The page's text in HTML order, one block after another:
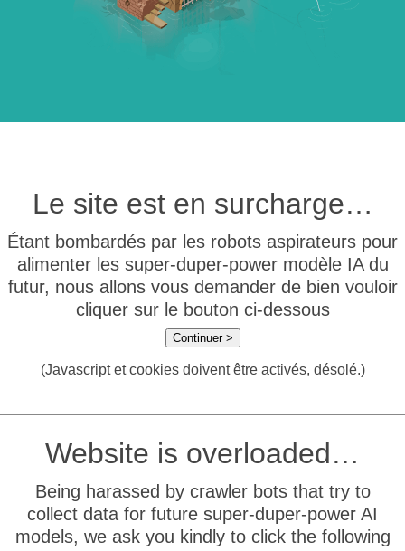
Le site est en surcharge…
Étant bombardés par les robots aspirateurs pour
alimenter les super-duper-power modèle IA du
futur, nous allons vous demander de bien vouloir
cliquer sur le bouton ci-dessous
Continuer >
(Javascript et cookies doivent être activés, désolé.)
Website is overloaded…
Being harassed by crawler bots that try to
collect data for future super-duper-power AI
models, we ask you kindly to click the following